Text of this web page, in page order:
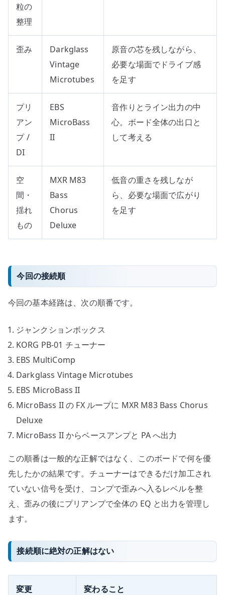
粒の
整理
歪み
Darkglass
Vintage
Microtubes
原音の芯を残しながら、
必要な場面でドライブ感
を足す
プリ
アン
プ /
DI
EBS
MicroBass
II
音作りとライン出力の中
心。ボード全体の出口と
して考える
空
間・
揺れ
もの
MXR M83
Bass
Chorus
Deluxe
低音の重さを残しなが
ら、必要な場面で広がり
を足す
今回の接続順
今回の基本経路は、次の順番です。
ジャンクションボックス
KORG PB-01 チューナー
EBS MultiComp
Darkglass Vintage Microtubes
EBS MicroBass II
MicroBass II の FX ループに MXR M83 Bass Chorus
Deluxe
MicroBass II からベースアンプと PA へ出力
この順番は一般的な正解ではなく、このボードで何を優
先したかの結果です。チューナーはできるだけ加工され
ていない信号を受け、コンプで歪みへ入るレベルを整
え、歪みの後にプリアンプで全体の EQ と出力を管理し
ます。
接続順に絶対の正解はない
変更 変わること